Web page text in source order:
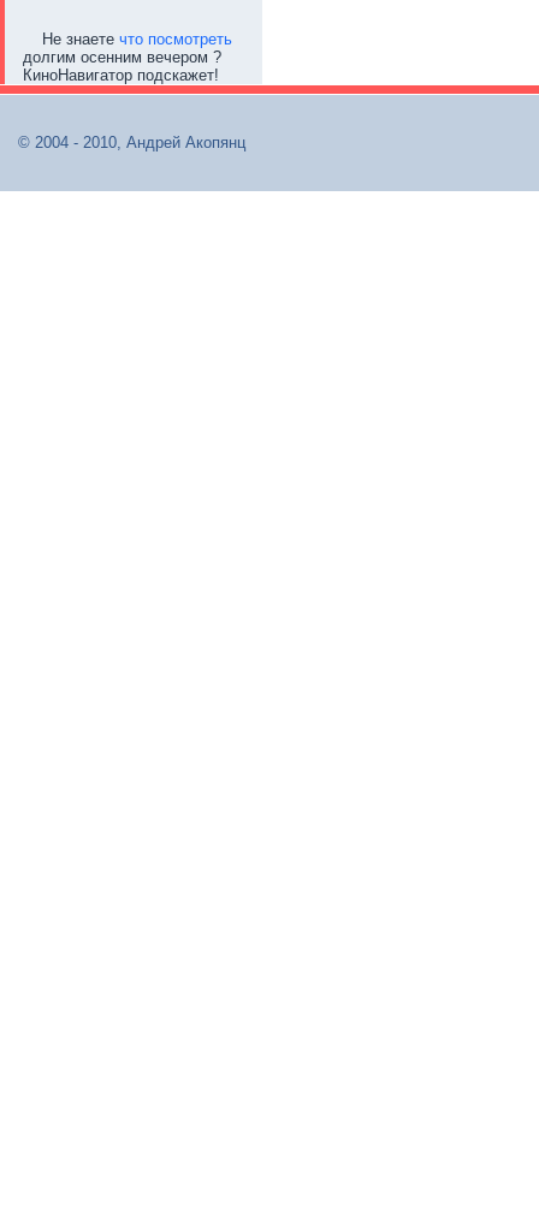
Не знаете что посмотреть
долгим осенним вечером ?
КиноНавигатор подскажет!
© 2004 - 2010, Андрей Акопянц